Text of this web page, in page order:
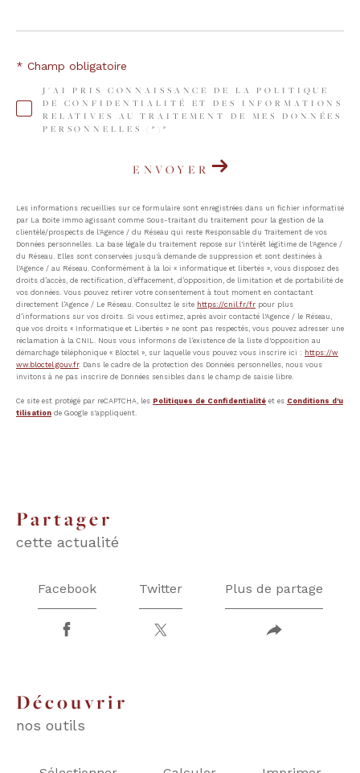
J'AI PRIS CONNAISSANCE DE LA POLITIQUE
DE CONFIDENTIALITÉ ET DES INFORMATIONS
RELATIVES AU TRAITEMENT DE MES DONNÉES
PERSONNELLES (*)*
* Champ obligatoire
ENVOYER
Les informations recueillies sur ce formulaire sont enregistrées dans un fichier informatisé
par La Boite Immo agissant comme Sous-traitant du traitement pour la gestion de la
clientèle/prospects de l'Agence / du Réseau qui reste Responsable du Traitement de vos
Données personnelles. La base légale du traitement repose sur l'intérêt légitime de l'Agence /
du Réseau. Elles sont conservées jusqu'à demande de suppression et sont destinées à
l'Agence / au Réseau. Conformément à la loi « informatique et libertés », vous disposez des
droits d’accès, de rectification, d’effacement, d’opposition, de limitation et de portabilité de
vos données. Vous pouvez retirer votre consentement à tout moment en contactant
directement l’Agence / Le Réseau. Consultez le site https://cnil.fr/fr pour plus
d’informations sur vos droits. Si vous estimez, après avoir contacté l'Agence / le Réseau,
que vos droits « Informatique et Libertés » ne sont pas respectés, vous pouvez adresser une
réclamation à la CNIL. Nous vous informons de l’existence de la liste d'opposition au
démarchage téléphonique « Bloctel », sur laquelle vous pouvez vous inscrire ici : https://w
ww.bloctel.gouv.fr. Dans le cadre de la protection des Données personnelles, nous vous
invitons à ne pas inscrire de Données sensibles dans le champ de saisie libre.
Ce site est protégé par reCAPTCHA, les Politiques de Confidentialité et es Conditions d'u
tilisation de Google s'appliquent.
partager
cette actualité
Facebook Twitter Plus de partage
découvrir
nos outils